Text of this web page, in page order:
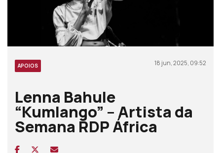
APOIOS 18 jun, 2025, 09:52
Lenna Bahule
“Kumlango” – Artista da
Semana RDP África